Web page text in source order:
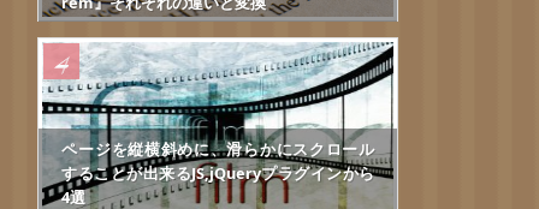
ページを縦横斜めに、滑らかにスクロール
することが出来るJS,jQueryプラグインから
4選